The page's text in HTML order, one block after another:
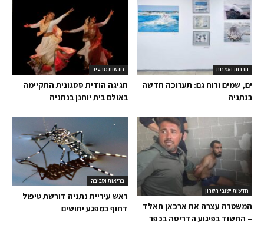
חדשות מהעיר
חגיגה הודית ססגונית התקיימה
באולם בית יוחנן בנתניה
תרבות ואמנות
ים, שמים ורוח גם: תערוכה חדשה
בנתניה
בריאות וסביבה
ראש עיריית נתניה דורשת טיפול
דחוף במפגע יתושים
חדשות ישובי השרון
המשטרה עצרה את ארכאן חאלד
– החשוד בפיגוע הדריסה בכפר